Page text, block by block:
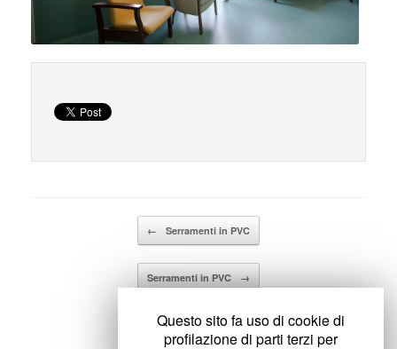
← Serramenti in PVC
Serramenti in PVC →
Questo sito fa uso di cookie di
profilazione di parti terzi per